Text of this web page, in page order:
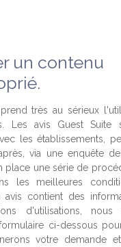
un contenu
très au sérieux
Les avis Guest Suite
les établissements,
via une enquête
place une série de
les meilleures
avis contient des
d'utilisations, nous
ci-dessous
votre demande